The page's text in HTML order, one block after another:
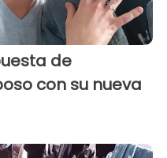
de
con su nueva